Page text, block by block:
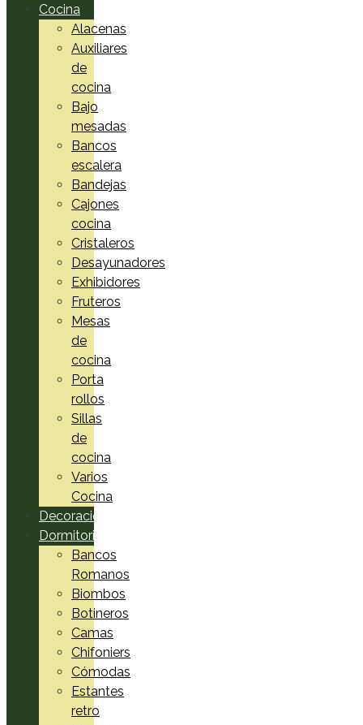
Cocina
Alacenas
Auxiliares
de
cocina
Bajo
mesadas
Bancos
escalera
Bandejas
Cajones
cocina
Cristaleros
Desayunadores
Exhibidores
Fruteros
Mesas
de
cocina
Porta
rollos
Sillas
de
cocina
Varios
Cocina
Decoración
Dormitorio
Bancos
Romanos
Biombos
Botineros
Camas
Chifoniers
Cómodas
Estantes
retro